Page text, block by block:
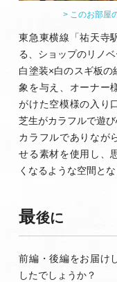
> このお部屋
東急東横線「祐天寺
る、ショップのリノベ
白塗装×白のスギ板の
象を与え、オーナー
がけた空模様の入り
芝生がカラフルで遊び
カラフルでありなが
せる素材を使用し、
くなるような空間とな
最後に
前編・後編をお届け
したでしょうか？